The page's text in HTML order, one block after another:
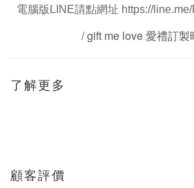
電腦版LINE請點網址 https://
/ gift me love 愛禮訂製
了解更多
顧客評價